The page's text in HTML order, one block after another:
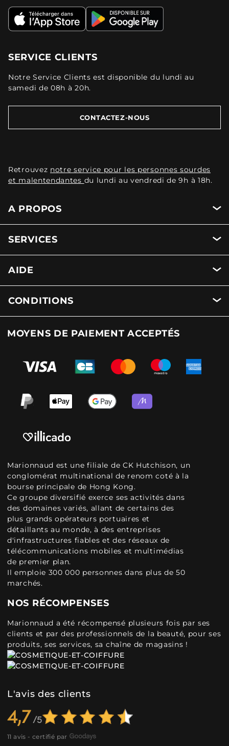
SERVICE CLIENTS
Notre Service Clients est disponible du lundi au
samedi de 08h à 20h.
CONTACTEZ-NOUS
Retrouvez notre service pour les personnes sourdes
et malentendantes du lundi au vendredi de 9h à 18h.
A PROPOS
SERVICES
AIDE
CONDITIONS
MOYENS DE PAIEMENT ACCEPTÉS
Marionnaud est une filiale de CK Hutchison, un
conglomérat multinational de renom coté à la
bourse principale de Hong Kong.
Ce groupe diversifié exerce ses activités dans
des domaines variés, allant de certains des
plus grands opérateurs portuaires et
détaillants au monde, à des entreprises
d'infrastructures fiables et des réseaux de
télécommunications mobiles et multimédias
de premier plan.
Il emploie 300 000 personnes dans plus de 50
marchés.
NOS RÉCOMPENSES
Marionnaud a été récompensé plusieurs fois par ses
clients et par des professionnels de la beauté, pour ses
produits, ses services, sa chaîne de magasins !
L'avis des clients
4,7
11 avis - certifié par